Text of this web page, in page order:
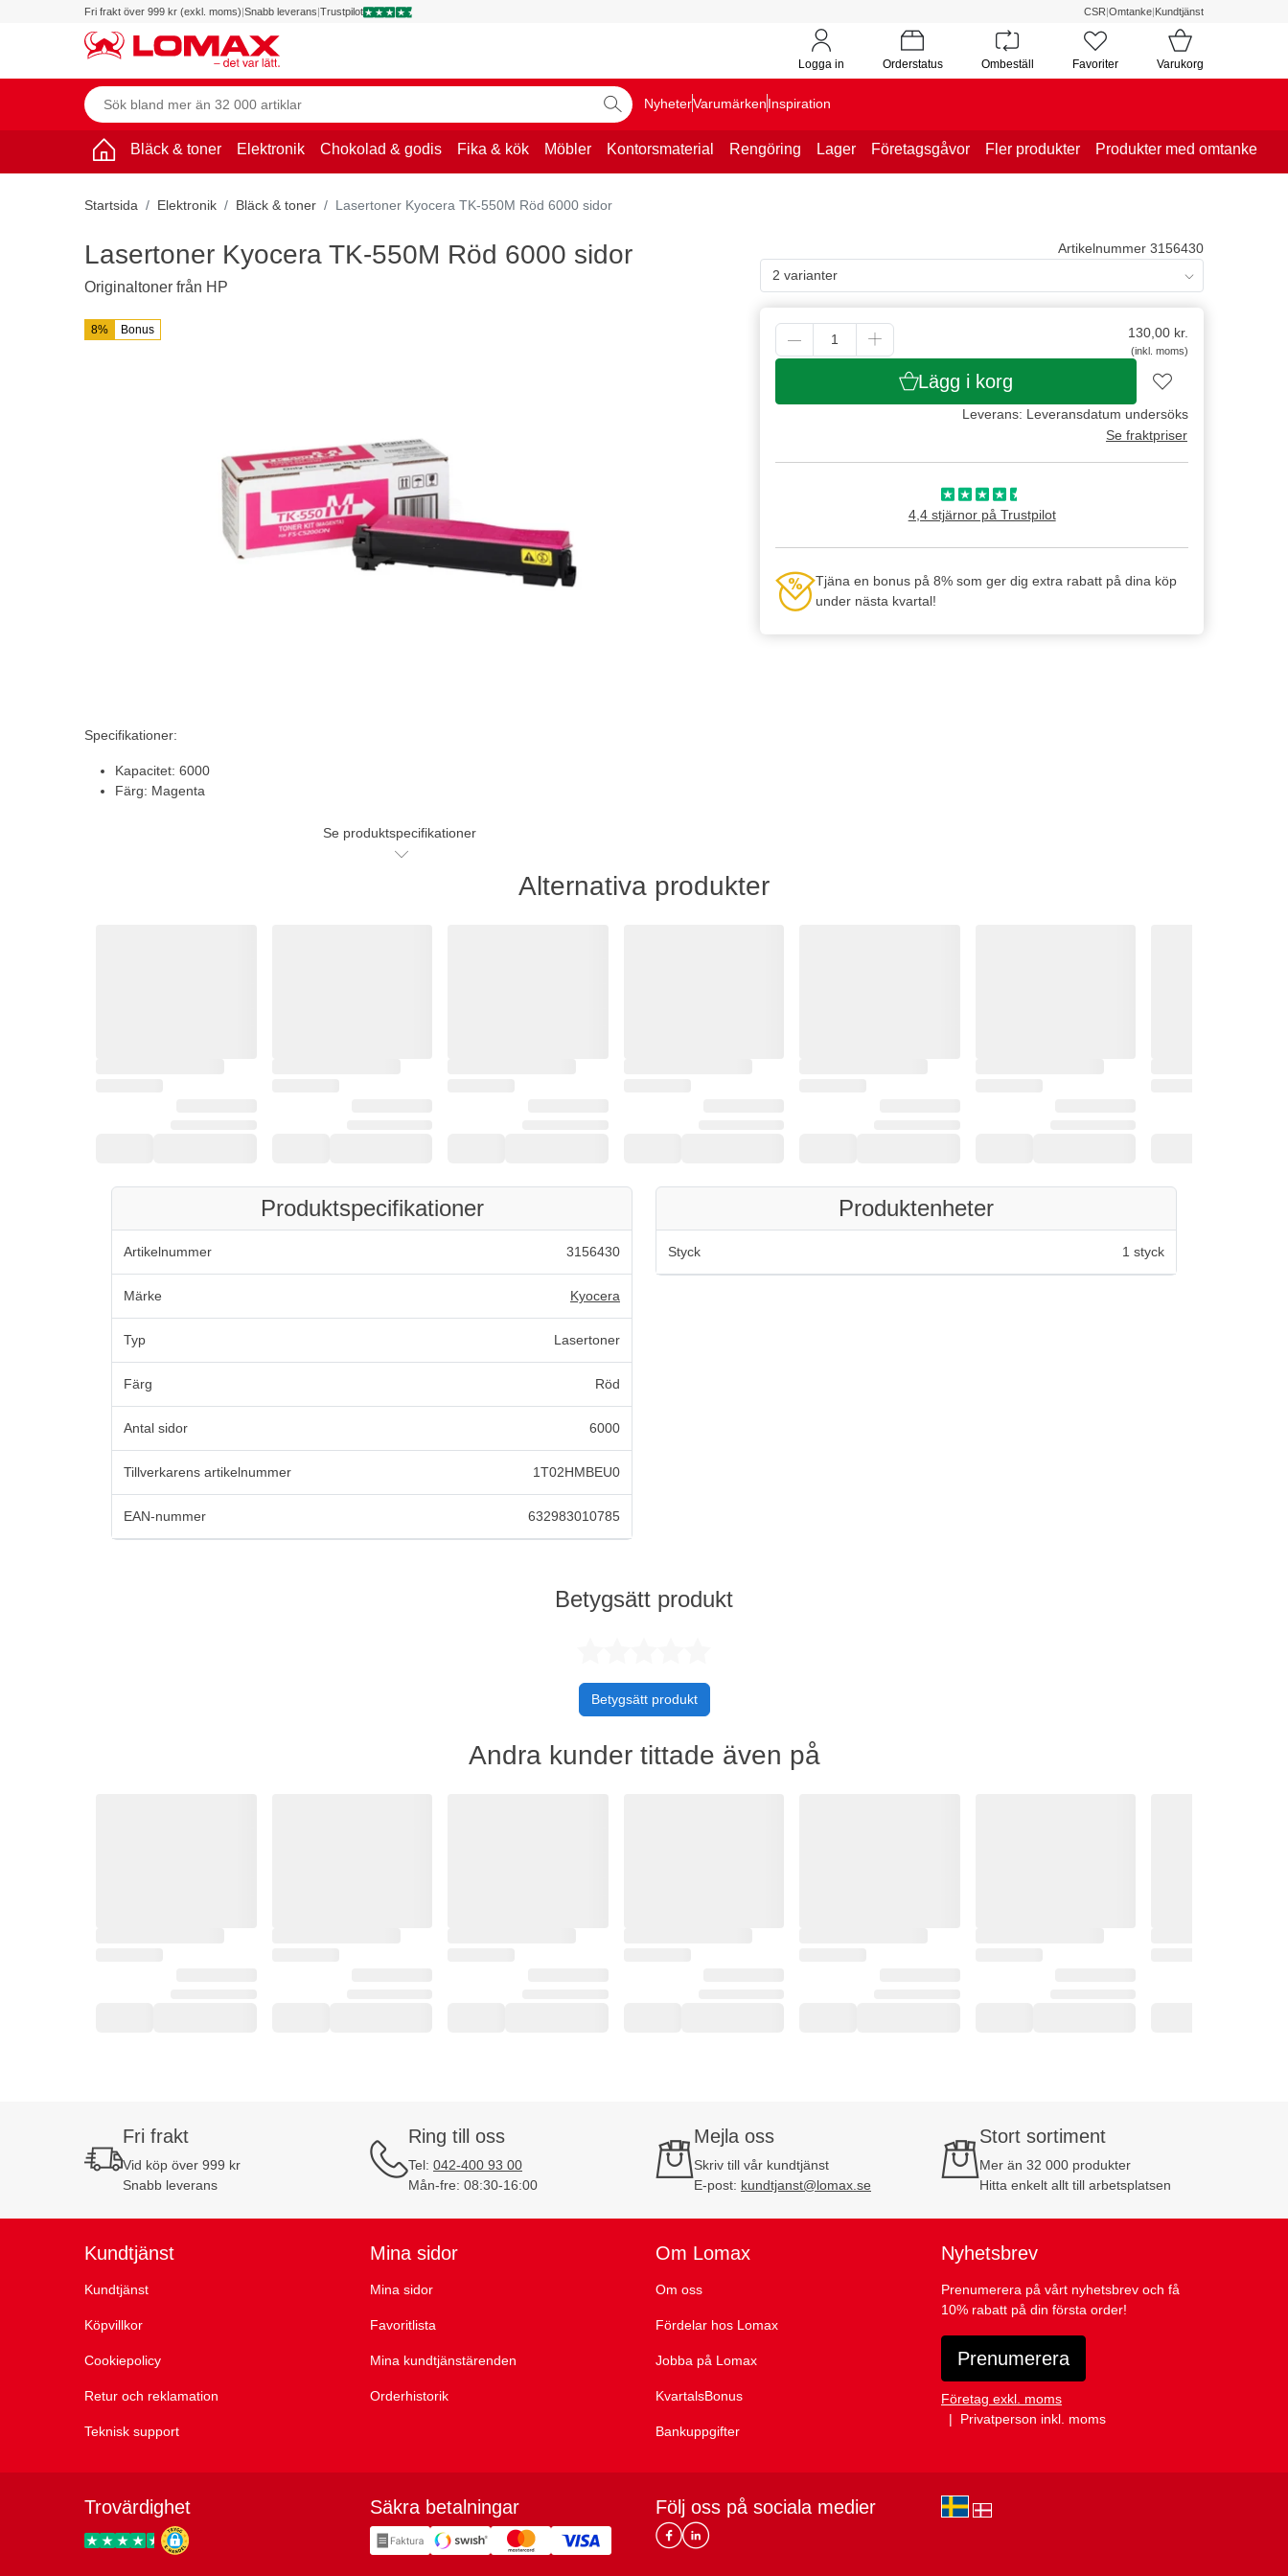
Fri frakt över 999 kr (exkl. moms)|Snabb leverans|Trustpilot CSR|Omtanke|Kundtjänst
Logga in Orderstatus Ombeställ Favoriter Varukorg
NyheterVarumärkenInspiration
Bläck & toner Elektronik Chokolad & godis Fika & kök Möbler Kontorsmaterial Rengöring Lager Företagsgåvor Fler produkter Produkter med omtanke
Startsida Elektronik Bläck & toner Lasertoner Kyocera TK-550M Röd 6000 sidor
8% Bonus
Specifikationer:
Kapacitet: 6000
Färg: Magenta
Se produktspecifikationer
Artikelnummer 3156430
2 varianter
130,00kr.
(inkl. moms)
Lägg i korg
Leverans: Leveransdatum undersöks
Se fraktpriser
4,4 stjärnor på Trustpilot
Tjäna en bonus på 8% som ger dig extra rabatt på dina köp
under nästa kvartal!
Lasertoner Kyocera TK-550M Röd 6000 sidor
Originaltoner från HP
Alternativa produkter
Produktspecifikationer
Artikelnummer 3156430
Märke Kyocera
Typ Lasertoner
Färg Röd
Antal sidor 6000
Tillverkarens artikelnummer 1T02HMBEU0
EAN-nummer 632983010785
Produktenheter
Styck 1 styck
Betygsätt produkt
Betygsätt produkt
Andra kunder tittade även på
Fri frakt
Vid köp över 999 kr
Snabb leverans
Ring till oss
Tel: 042-400 93 00
Mån-fre: 08:30-16:00
Mejla oss
Skriv till vår kundtjänst
E-post: kundtjanst@lomax.se
Stort sortiment
Mer än 32 000 produkter
Hitta enkelt allt till arbetsplatsen
Kundtjänst
Kundtjänst
Köpvillkor
Cookiepolicy
Retur och reklamation
Teknisk support
Mina sidor
Mina sidor
Favoritlista
Mina kundtjänstärenden
Orderhistorik
Om Lomax
Om oss
Fördelar hos Lomax
Jobba på Lomax
KvartalsBonus
Bankuppgifter
Nyhetsbrev
Prenumerera på vårt nyhetsbrev och få
10% rabatt på din första order!
Prenumerera
Företag exkl. moms
Privatperson inkl. moms
Trovärdighet Säkra betalningar Följ oss på sociala medier
Lomax DK Facebook
Lomax SE LinkIn
sv-SE
da-DK